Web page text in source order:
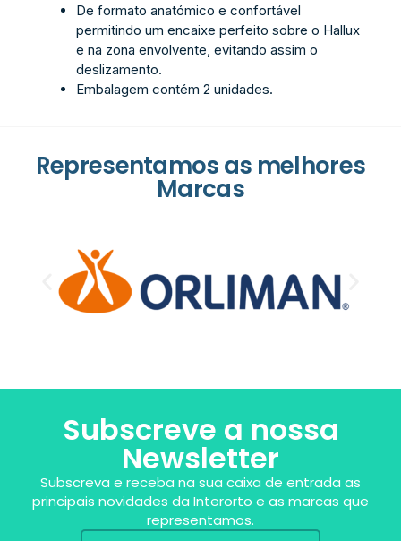
De formato anatómico e confortável
permitindo um encaixe perfeito sobre o Hallux
e na zona envolvente, evitando assim o
deslizamento.
Embalagem contém 2 unidades.
Representamos as melhores
Marcas
Subscreve a nossa
Newsletter
Subscreva e receba na sua caixa de entrada as
principais novidades da Interorto e as marcas que
representamos.